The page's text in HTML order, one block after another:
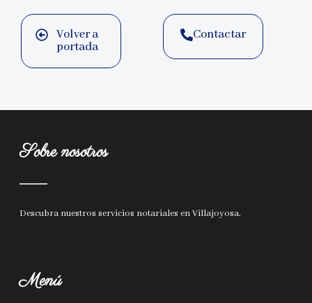
Volver a
portada
Contactar
Sobre nosotros
Descubra nuestrosservicios notariales en Villajoyosa.
Menú